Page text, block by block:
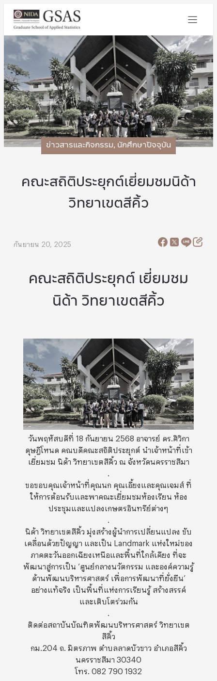
ข่าวสารและกิจกรรม, นักศึกษาปัจจุบัน
คณะสถิติประยุกต์เยี่ยมชมนิด้า
วิทยาเขตสีคิ้ว
กันยายน 20, 2025
คณะสถิติประยุกต์ เยี่ยมชม
นิด้า วิทยาเขตสีคิ้ว
วันพฤหัสบดีที่ 18 กันยายน 2568 อาจารย์ ดร.ศิวิกา
ดุษฎีโหนด คณบดีคณะสถิติประยุกต์ นำเจ้าหน้าที่เข้า
เยี่ยมชม นิด้า วิทยาเขตสีคิ้ว ณ จังหวัดนครราชสีมา
ขอขอบคุณเจ้าหน้าที่คุณนก คุณเอี้ยงและคุณเจมส์ ที่
ให้การต้อนรับและพาคณะเยี่ยมชมห้องเรียน ห้อง
ประชุมและแปลงเกษตรอินทรีย์ต่างๆ
นิด้า วิทยาเขตสีคิ้ว มุ่งสร้างผู้นำการเปลี่ยนแปลง ขับ
เคลื่อนด้วยปัญญา และเป็น Landmark แห่งใหม่ของ
ภาคตะวันออกเฉียงเหนือและพื้นที่ใกล้เคียง ที่จะ
พัฒนาสู่การเป็น ‘ศูนย์กลางนวัตกรรม และองค์ความรู้
ด้านพัฒนบริหารศาสตร์ เพื่อการพัฒนาที่ยั่งยืน’
อย่างแท้จริง เป็นพื้นที่แห่งการเรียนรู้ สร้างสรรค์
และเติบโตร่วมกัน
ติดต่อสถาบันบัณฑิตพัฒนบริหารศาสตร์ วิทยาเขต
สีคิ้ว
กม.204 ถ. มิตรภาพ ตำบลลาดบัวขาว อำเภอสีคิ้ว
นครราชสีมา 30340
โทร. 082 790 1932